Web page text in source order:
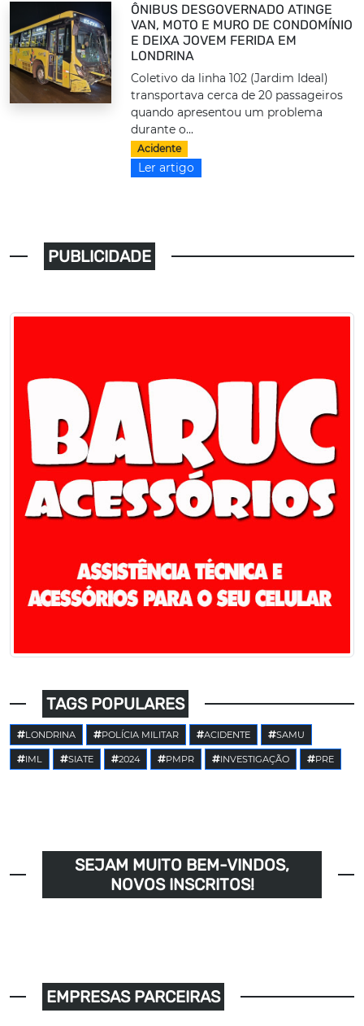
ÔNIBUS DESGOVERNADO ATINGE
VAN, MOTO E MURO DE CONDOMÍNIO
E DEIXA JOVEM FERIDA EM
LONDRINA
Coletivo da linha 102 (Jardim Ideal)
transportava cerca de 20 passageiros
quando apresentou um problema
durante o...
Acidente
Ler artigo
PUBLICIDADE
TAGS POPULARES
LONDRINA POLÍCIA MILITAR ACIDENTE SAMU
IML SIATE 2024 PMPR INVESTIGAÇÃO PRE
SEJAM MUITO BEM-VINDOS,
NOVOS INSCRITOS!
EMPRESAS PARCEIRAS